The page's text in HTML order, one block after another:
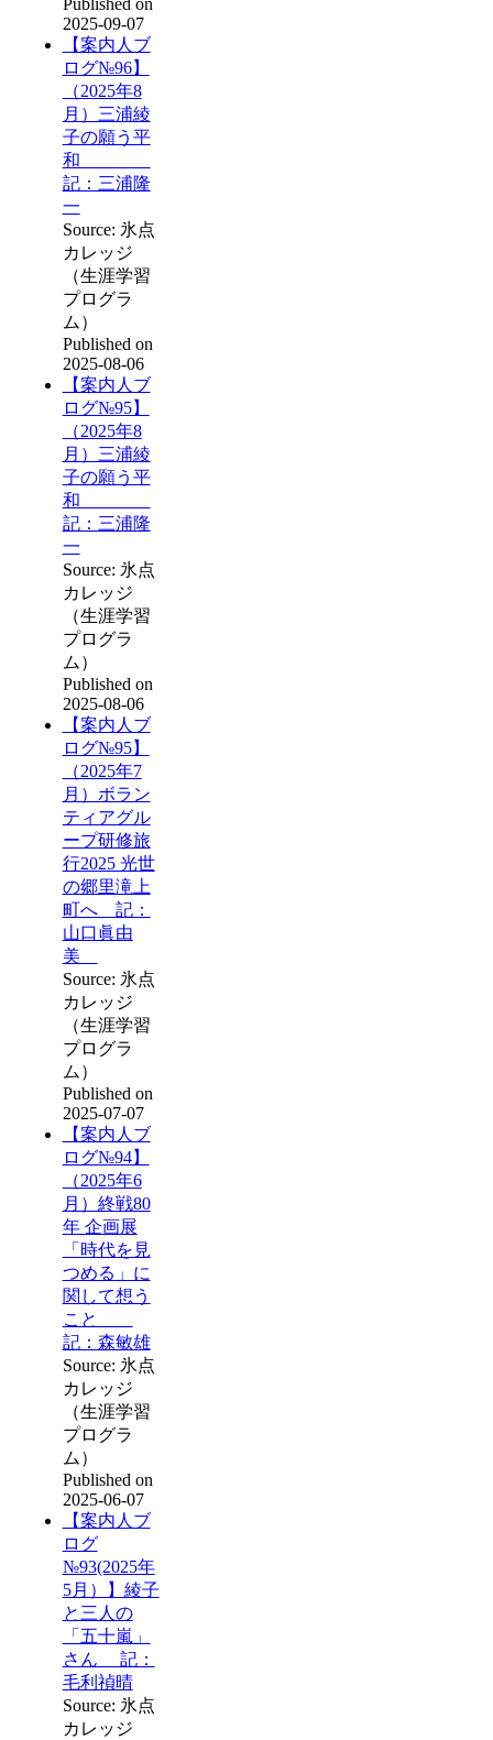
Published on
2025-09-07
【案内人ブ
ログ№96】
（2025年8
月）三浦綾
子の願う平
和
記：三浦隆
一
Source: 氷点
カレッジ
（生涯学習
プログラ
ム）
Published on
2025-08-06
【案内人ブ
ログ№95】
（2025年8
月）三浦綾
子の願う平
和
記：三浦隆
一
Source: 氷点
カレッジ
（生涯学習
プログラ
ム）
Published on
2025-08-06
【案内人ブ
ログ№95】
（2025年7
月）ボラン
ティアグル
ープ研修旅
行2025 光世
の郷里滝上
町へ 記：
山口眞由
美
Source: 氷点
カレッジ
（生涯学習
プログラ
ム）
Published on
2025-07-07
【案内人ブ
ログ№94】
（2025年6
月）終戦80
年 企画展
「時代を見
つめる」に
関して想う
こと
記：森敏雄
Source: 氷点
カレッジ
（生涯学習
プログラ
ム）
Published on
2025-06-07
【案内人ブ
ログ
№93(2025年
5月）】綾子
と三人の
「五十嵐」
さん 記：
毛利禎晴
Source: 氷点
カレッジ